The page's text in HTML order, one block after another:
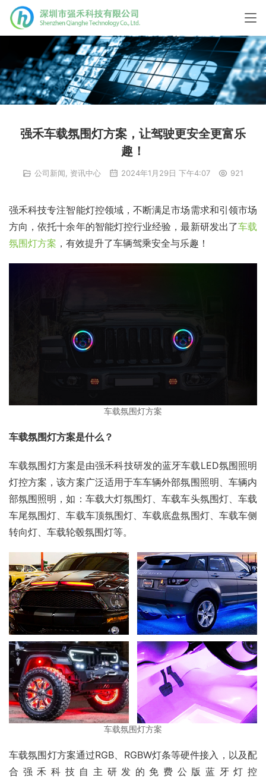
强禾车载氛围灯方案，让驾驶更安全更富乐
趣！
公司新闻 资讯中心 2024年1月29日 下午4:07 921
强禾科技专注智能灯控领域，不断满足市场需求和引领市场
方向，依托十余年的智能灯控行业经验，最新研发出了车载
氛围灯方案 ，有效提升了车辆驾乘安全与乐趣！
车载氛围灯方案
车载氛围灯方案是什么？
车载氛围灯方案是由强禾科技研发的蓝牙车载LED氛围照明
灯控方案，该方案广泛适用于车车辆外部氛围照明、车辆内
部氛围照明，如：车载大灯氛围灯、车载车头氛围灯、车载
车尾氛围灯、车载车顶氛围灯、车载底盘氛围灯、车载车侧
转向灯、车载轮毂氛围灯等。
车载氛围灯方案
车载氛围灯方案通过RGB、RGBW灯条等硬件接入，以及配
合强禾科技自主研发的免费公版蓝牙灯控